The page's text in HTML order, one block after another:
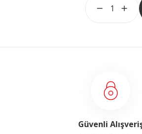
Güvenli